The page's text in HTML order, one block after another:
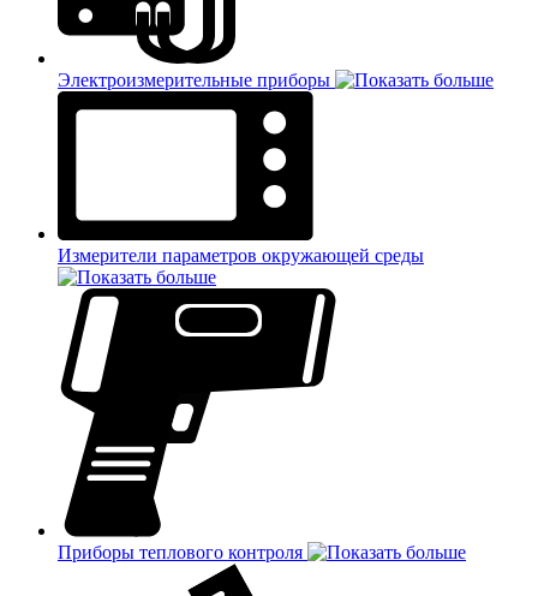
Электроизмерительные приборы
Измерители параметров окружающей среды
Приборы теплового контроля